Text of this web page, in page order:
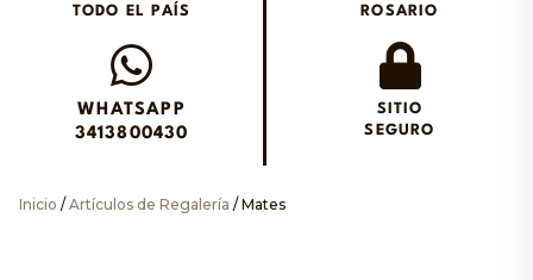
Envianos un WhatsApp
TODO EL PAÍS
ROSARIO
WHATSAPP
3413800430
SITIO
SEGURO
Inicio / Artículos de Regalería / Mates